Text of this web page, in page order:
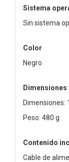
Sistema
Sin sistema
Color
Negro
Dimensiones
Dimensiones:
Peso: 480 g
Contenido
Cable de